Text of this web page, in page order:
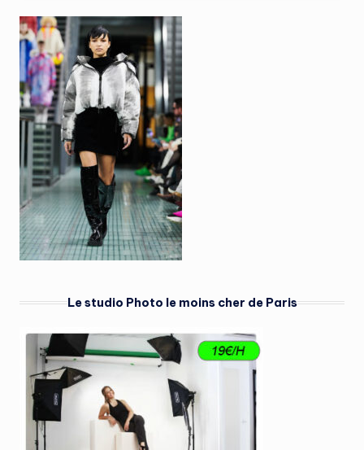
Le studio Photo le moins cher de Paris